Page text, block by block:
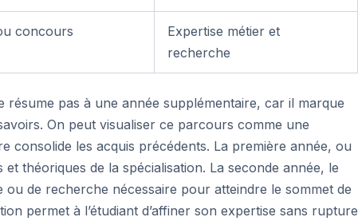
concours
Expertise métier et
recherche
résume pas à une année supplémentaire, car il marque
On peut visualiser ce parcours comme une
consolide les acquis précédents. La première année, ou
théoriques de la spécialisation. La seconde année, le
de recherche nécessaire pour atteindre le sommet de
permet à l’étudiant d’affiner son expertise sans rupture